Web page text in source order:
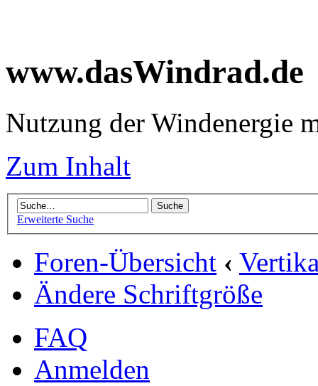
www.dasWindrad.de
Nutzung der Windenergie
Zum Inhalt
Erweiterte Suche
Foren-Übersicht ‹
Ändere Schriftgröße
FAQ
Anmelden